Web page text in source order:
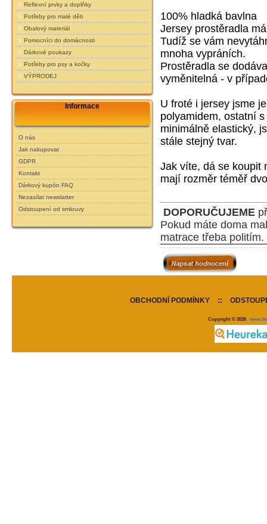
Reflexní prvky a doplňky
Potřeby pro malé děti
Obalový materiál
Pomocníci do domácnosti
Dárkové poukazy
Potřeby pro psy a kočky
VÝPRODEJ
Informace
O nás
Jak nakupovat
GDPR
Kontakt
Dárkový kupón FAQ
Nezasílat newslatter
Odstoupení od smlouvy
100% hladká bavlna
Jersey prostěradla
Tudíž se vám
mnoha vypráních.
Prostěradla se
vyměnitelná - v
U froté i jersey jsme
polyamidem, ostatní
minimálně elastický,
stále stejný tvar.
Jak víte, dá se koupit
mají rozměr téměř
DOPORUČUJEME
Pokud máte doma
matrace třeba politím.
OBCHODNÍ PODMÍNKY ::
Copyright © 2026